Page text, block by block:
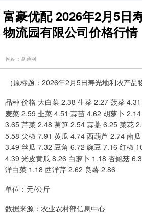
富豪优配 2026年2月5日
物流园有限公司价格行情
网站：益通网
（原标题：2026年2月5日寿光地利农产品
品种 价格 大白菜 2.38 生菜 2.27 菠菜
麦菜 2.59 韭菜 4.51 蒜苗 4.62 胡萝卜
3.65 芹菜 2.48 莴笋 2.54 蒜薹 6.25 菜花
5.58 尖椒 7.91 黄瓜 4.74 西葫芦 2.74 南
3.49 丝瓜 7.32 豆角 6.72 豌豆 7.16 红椒
4.39 光皮黄瓜 8.26 白萝卜 1.18 杏鲍菇
洋白菜 1.18 西洋芹 2.62 良薯 2.86
单位：元/公斤
数据来源：农业农村部信息中心